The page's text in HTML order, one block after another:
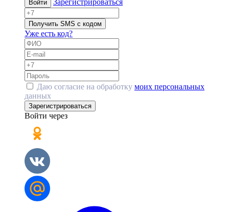
Войти Зарегистрироваться
Получить SMS с кодом
Уже есть код?
Даю согласие на обработку моих персональных
данных
Зарегистрироваться
Войти через